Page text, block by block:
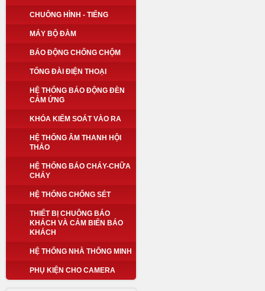
CHUÔNG HÌNH - TIẾNG
MÁY BỘ ĐÀM
BÁO ĐỘNG CHỐNG CHỘM
TỔNG ĐÀI ĐIỆN THOẠI
HỆ THỐNG BÁO ĐỘNG ĐÈN
CẢM ỨNG
KHÓA KIỂM SOÁT VÀO RA
HỆ THỐNG ÂM THANH HỘI
THẢO
HỆ THỐNG BÁO CHÁY-CHỮA
CHÁY
HỆ THỐNG CHỐNG SÉT
THIẾT BỊ CHUÔNG BÁO
KHÁCH VÀ CẢM BIẾN BÁO
KHÁCH
HỆ THỐNG NHÀ THÔNG MINH
PHỤ KIỆN CHO CAMERA